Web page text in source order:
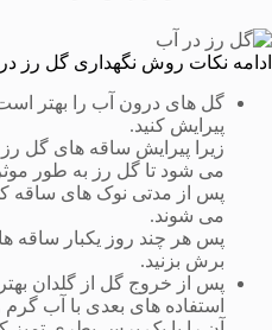
ادامه نکات روش نگهداری گل رز
گل های درون آب را بهتر است
پیرایش کنید.
زیرا پیرایش ساقه های گل
می شود تا گل رز به طور
پس از مدتی نوک های ساقه
می شوند.
برش بزنید.
پس از خروج گل از گلدان
استفاده های بعدی با آب